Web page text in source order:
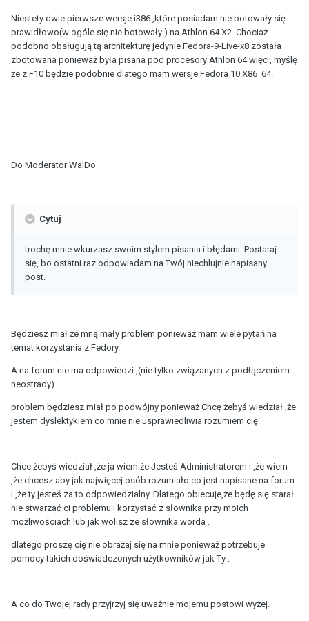
Niestety dwie pierwsze wersje i386 ,które posiadam nie botowały się
prawidłowo(w ogóle się nie botowały ) na Athlon 64 X2. Chociaż
podobno obsługują tą architekturę jedynie Fedora-9-Live-x8 została
zbotowana ponieważ była pisana pod procesory Athlon 64 więc , myślę
że z F10 będzie podobnie dlatego mam wersje Fedora 10 X86_64.
Do Moderator WalDo
Cytuj
trochę mnie wkurzasz swoim stylem pisania i błędami. Postaraj
się, bo ostatni raz odpowiadam na Twój niechlujnie napisany
post.
Będziesz miał że mną mały problem ponieważ mam wiele pytań na
temat korzystania z Fedory.
A na forum nie ma odpowiedzi ,(nie tylko związanych z podłączeniem
neostrady)
problem będziesz miał po podwójny ponieważ Chcę żebyś wiedział ,że
jestem dyslektykiem co mnie nie usprawiedliwia rozumiem cię.
Chce żebyś wiedział ,że ja wiem że Jesteś Administratorem i ,że wiem
,że chcesz aby jak najwięcej osób rozumiało co jest napisane na forum
i ,że ty jesteś za to odpowiedzialny. Dlatego obiecuje,że będę się starał
nie stwarzać ci problemu i korzystać z słownika przy moich
możliwościach lub jak wolisz ze słownika worda .
dlatego proszę cię nie obrażaj się na mnie ponieważ potrzebuje
pomocy takich doświadczonych użytkowników jak Ty .
A co do Twojej rady przyjrzyj się uważnie mojemu postowi wyżej.